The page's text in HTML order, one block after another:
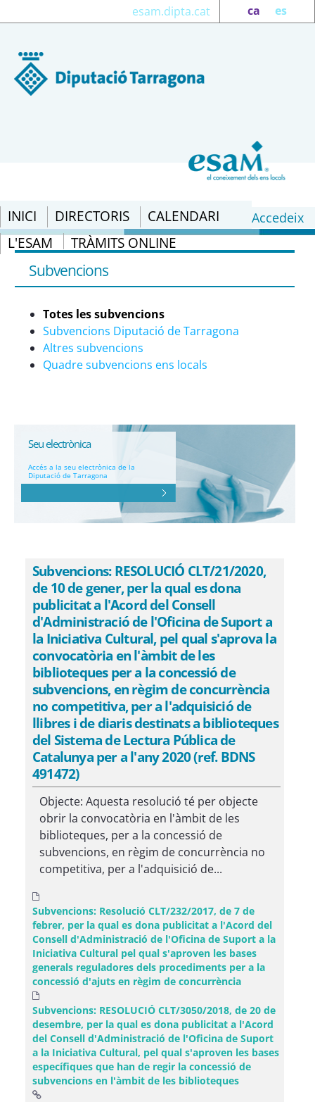
ca es
esam.dipta.cat
INICI DIRECTORIS
CALENDARI
L'ESAM
TRÀMITS ONLINE
Accedeix
Totes les subvencions - eSAM
Subvencions
Totes les subvencions
Subvencions Diputació de Tarragona
Altres subvencions
Quadre subvencions ens locals
Seu electrònica
Accés a la seu electrònica de la
Diputació de Tarragona
Subvencions: RESOLUCIÓ CLT/21/2020,
de 10 de gener, per la qual es dona
publicitat a l'Acord del Consell
d'Administració de l'Oficina de Suport a
la Iniciativa Cultural, pel qual s'aprova la
convocatòria en l'àmbit de les
biblioteques per a la concessió de
subvencions, en règim de concurrència
no competitiva, per a l'adquisició de
llibres i de diaris destinats a biblioteques
del Sistema de Lectura Pública de
Catalunya per a l'any 2020 (ref. BDNS
491472)
Objecte: Aquesta resolució té per objecte
obrir la convocatòria en l'àmbit de les
biblioteques, per a la concessió de
subvencions, en règim de concurrència no
competitiva, per a l'adquisició de...
Subvencions: Resolució CLT/232/2017, de 7 de
febrer, per la qual es dona publicitat a l'Acord del
Consell d'Administració de l'Oficina de Suport a la
Iniciativa Cultural pel qual s'aproven les bases
generals reguladores dels procediments per a la
concessió d'ajuts en règim de concurrència
Subvencions: RESOLUCIÓ CLT/3050/2018, de 20 de
desembre, per la qual es dona publicitat a l'Acord
del Consell d'Administració de l'Oficina de Suport
a la Iniciativa Cultural, pel qual s'aproven les bases
específiques que han de regir la concessió de
subvencions en l'àmbit de les biblioteques